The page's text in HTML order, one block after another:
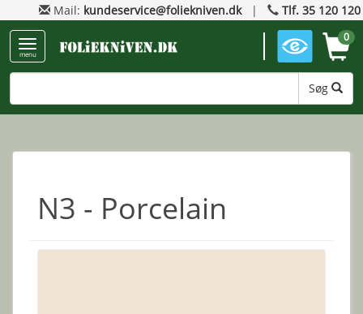
Mail: kundeservice@foliekniven.dk| Tlf. 35 120 120
menu
Søg
0
N3 - Porcelain